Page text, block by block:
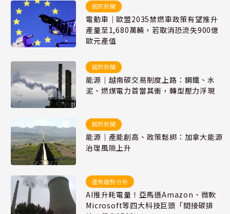
國際新聞
電動車｜歐盟2035禁燃車政策有望推升
產量至1,680萬輛，若取消恐流失900億
歐元產值
國際新聞
能源｜越南碳交易制度上路：鋼鐵、水
泥、燃煤電力首當其衝，轉型壓力浮現
國際新聞
能源｜產能創高、政策鬆綁：加拿大能源
治理風險上升
產業趨勢分析
AI推升耗電量！亞馬遜Amazon、微軟
Microsoft等四大科技巨頭「間接碳排